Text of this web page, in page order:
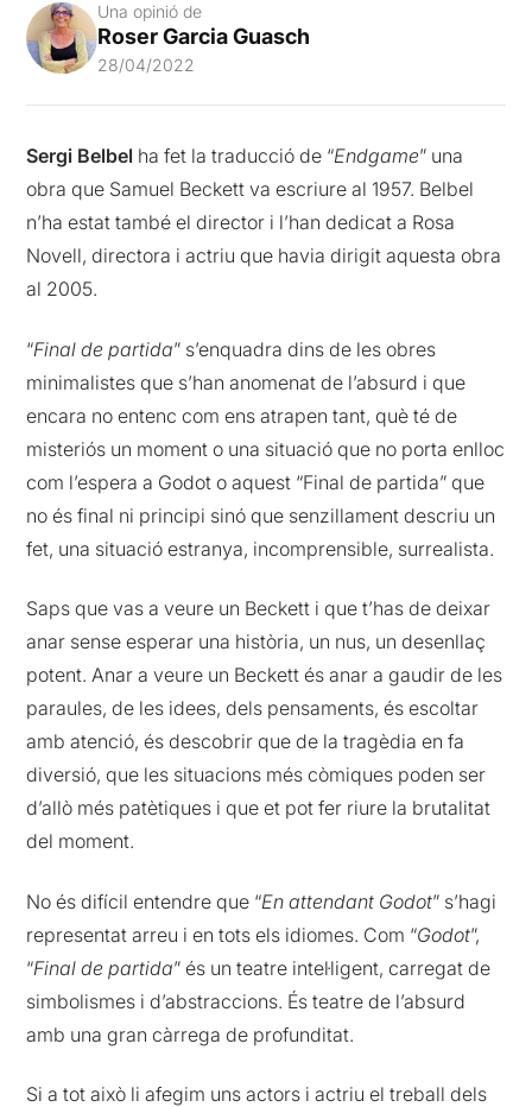
Una opinió de
Roser Garcia Guasch
28/04/2022
Sergi Belbel ha fet la traducció de “Endgame” una
obra que Samuel Beckett va escriure al 1957. Belbel
n’ha estat també el director i l’han dedicat a Rosa
Novell, directora i actriu que havia dirigit aquesta obra
al 2005.
“Final de partida” s’enquadra dins de les obres
minimalistes que s’han anomenat de l’absurd i que
encara no entenc com ens atrapen tant, què té de
misteriós un moment o una situació que no porta enlloc
com l’espera a Godot o aquest “Final de partida” que
no és final ni principi sinó que senzillament descriu un
fet, una situació estranya, incomprensible, surrealista.
Saps que vas a veure un Beckett i que t’has de deixar
anar sense esperar una història, un nus, un desenllaç
potent. Anar a veure un Beckett és anar a gaudir de les
paraules, de les idees, dels pensaments, és escoltar
amb atenció, és descobrir que de la tragèdia en fa
diversió, que les situacions més còmiques poden ser
d’allò més patètiques i que et pot fer riure la brutalitat
del moment.
No és difícil entendre que “En attendant Godot” s’hagi
representat arreu i en tots els idiomes. Com “Godot”,
“Final de partida” és un teatre intel·ligent, carregat de
simbolismes i d’abstraccions. És teatre de l’absurd
amb una gran càrrega de profunditat.
Si a tot això li afegim uns actors i actriu el treball dels